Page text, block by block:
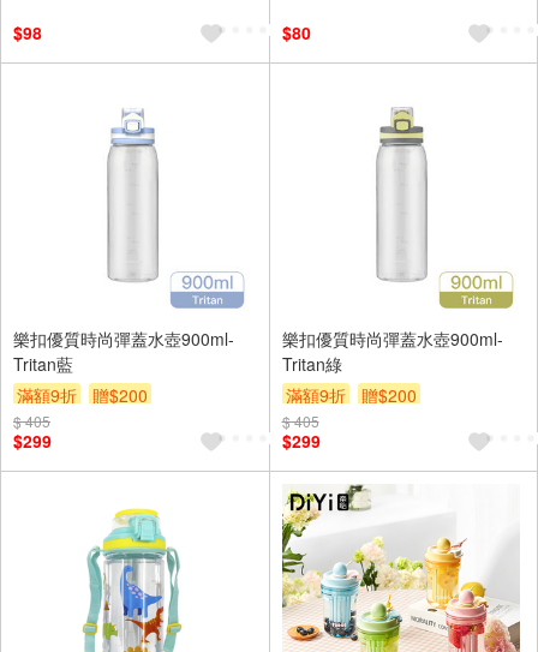
$98
$80
樂扣優質時尚彈蓋水壺900ml-
Tritan藍
滿額9折
贈$200
$ 405
$299
樂扣優質時尚彈蓋水壺900ml-
Tritan綠
滿額9折
贈$200
$ 405
$299